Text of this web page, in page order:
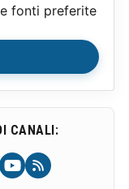
fonti preferite
CANALI: